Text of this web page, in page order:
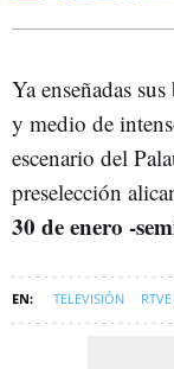
Ya enseñadas
y medio de
escenario del
preselección
30 de enero -
TELEVISIÓN